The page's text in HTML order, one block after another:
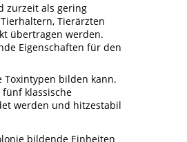
zurzeit als gering
Tierärzten
übertragen werden.
Eigenschaften für den
bilden kann.
klassische
werden und hitzestabil
bildende Einheiten